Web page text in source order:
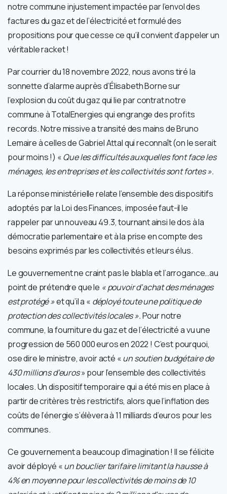
notre commune injustement impactée par l’envol des
factures du gaz et de l’électricité et formulé des
propositions pour que cesse ce qu’il convient d’appeler un
véritable racket !
Par courrier du 18 novembre 2022, nous avons tiré la
sonnette d’alarme auprès d’Élisabeth Borne sur
l’explosion du coût du gaz qui lie par contrat notre
commune à TotalEnergies qui engrange des profits
records. Notre missive a transité des mains de Bruno
Lemaire à celles de Gabriel Attal qui reconnaît (on le serait
pour moins !) «Que les difficultés auxquelles font face les
ménages, les entreprises et les collectivités sont fortes ».
La réponse ministérielle relate l’ensemble des dispositifs
adoptés par la Loi des Finances, imposée faut-il le
rappeler par un nouveau 49.3, tournant ainsi le dos à la
démocratie parlementaire et à la prise en compte des
besoins exprimés par les collectivités et leurs élus.
Le gouvernement ne craint pas le blabla et l’arrogance…au
point de prétendre que le « pouvoir d’achat des ménages
est protégé »et qu’il a « déployé toute une politique de
protection des collectivités locales ».Pour notre
commune, la fourniture du gaz et de l’électricité a vu une
progression de 560 000 euros en 2022 ! C’est pourquoi,
ose dire le ministre, avoir acté «un soutien budgétaire de
430 millions d’euros» pour l’ensemble des collectivités
locales. Un dispositif temporaire qui a été mis en place à
partir de critères très restrictifs, alors que l’inflation des
coûts de l’énergie s’élèvera à 11 milliards d’euros pour les
communes.
Ce gouvernement a beaucoup d’imagination ! Il se félicite
avoir déployé «un bouclier tarifaire limitant la hausse à
4% en moyenne pour les collectivités de moins de 10